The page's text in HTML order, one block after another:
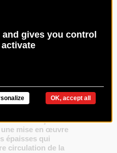
française 100%
mise en œuvre
épaisses qui
circulation de la
gives you control
OK, accept all